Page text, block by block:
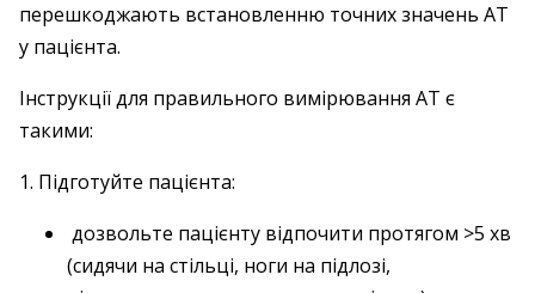
перешкоджають встановленню точних значень АТ
у пацієнта.
Інструкції для правильного вимірювання АТ є
такими:
1. Підготуйте пацієнта:
дозвольте пацієнту відпочити протягом >5 хв
(сидячи на стільці, ноги на підлозі,